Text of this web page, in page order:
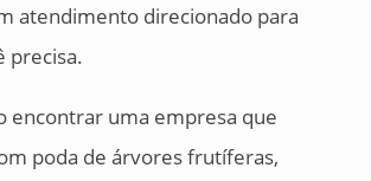
atendimento direcionado para
precisa.
encontrar uma empresa que
poda de árvores frutíferas,